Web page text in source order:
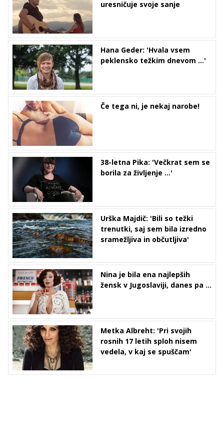
uresničuje svoje sanje
Hana Geder: 'Hvala vsem
peklensko težkim dnevom ...'
Če tega ni, je nekaj narobe!
38-letna Pika: 'Večkrat sem se
borila za življenje ...'
Urška Majdič: 'Bili so težki
trenutki, saj sem bila izredno
sramežljiva in občutljiva'
Nina je bila ena najlepših
žensk v Jugoslaviji, danes pa ...
Metka Albreht: 'Pri svojih
rosnih 17 letih sploh nisem
vedela, v kaj se spuščam'